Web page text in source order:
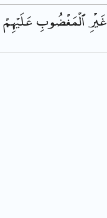
غَيْرِٱلْمَغْضُوبِعَلَيْهِمْ